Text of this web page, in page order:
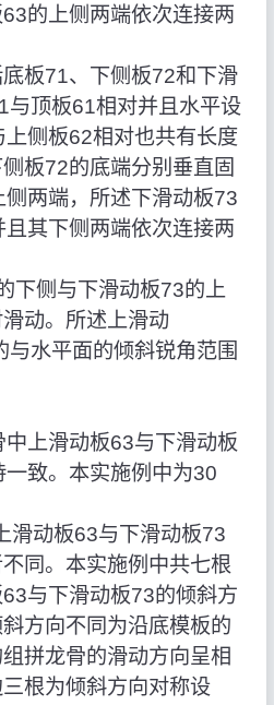
的上侧两端依次连接两
板71、下侧板72和下滑
与顶板61相对并且水平设
侧板62相对也共有长度
板72的底端分别垂直固
两端，所述下滑动板73
其下侧两端依次连接两
下侧与下滑动板73的上
动。所述上滑动
水平面的倾斜锐角范围
上滑动板63与下滑动板
致。本实施例中为30
滑动板63与下滑动板73
同。本实施例中共七根
与下滑动板73的倾斜方
方向不同为沿底模板的
拼龙骨的滑动方向呈相
根为倾斜方向对称设